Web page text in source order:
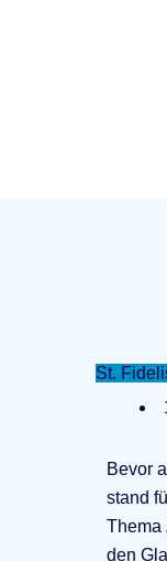
St.
Bevor
stand
Thema
den